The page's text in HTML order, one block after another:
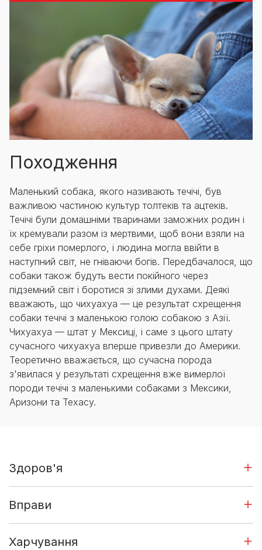
Походження
Маленький собака, якого називають течічі, був
важливою частиною культур толтеків та ацтеків.
Течічі були домашніми тваринами заможних родин і
їх кремували разом із мертвими, щоб вони взяли на
себе гріхи померлого, і людина могла ввійти в
наступний світ, не гніваючи богів. Передбачалося, що
собаки також будуть вести покійного через
підземний світ і боротися зі злими духами. Деякі
вважають, що чихуахуа — це результат схрещення
собаки течічі з маленькою голою собакою з Азії.
Чихуахуа — штат у Мексиці, і саме з цього штату
сучасного чихуахуа вперше привезли до Америки.
Теоретично вважається, що сучасна порода
з'явилася у результаті схрещення вже вимерлої
породи течічі з маленькими собаками з Мексики,
Аризони та Техасу.
Здоров'я
Вправи
Харчування